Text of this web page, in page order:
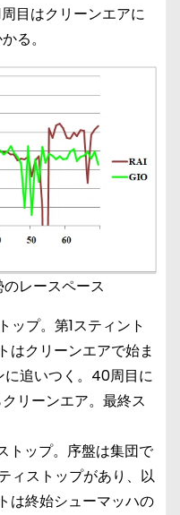
目はクリーンエアに
る。
レースペース
ップ。第1スティント
はクリーンエアで始ま
に追いつく。40周目に
リーンエア。最終ス
トップ。序盤は集団で
ィストップがあり、以
は終始シューマッハの